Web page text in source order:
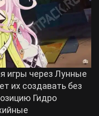
игры через Лунные
их создавать без
Гидро